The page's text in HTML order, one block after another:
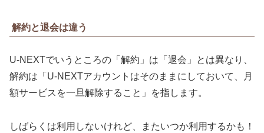
解約と退会は違う
U-NEXTでいうところの「解約」は「退会」とは異なり、
解約は「U-NEXTアカウントはそのままにしておいて、月
額サービスを一旦解除すること」を指します。
しばらくは利用しないけれど、またいつか利用するかも！